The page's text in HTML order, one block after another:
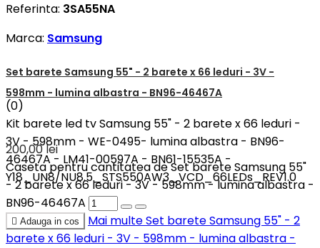
Referinta: 3SA55NA
Marca: Samsung
Set barete Samsung 55" - 2 barete x 66 leduri - 3V -
598mm - lumina albastra - BN96-46467A
(0)
Kit barete led tv Samsung 55" - 2 barete x 66 leduri -
3V - 598mm - WE-0495- lumina albastra - BN96-
46467A - LM41-00597A - BN61-15535A -
Y18_UN8/NU8.5_STS550AW3_VCD_66LEDs_REV1.0
200,00 lei
Caseta pentru cantitatea de Set barete Samsung 55"
- 2 barete x 66 leduri - 3V - 598mm - lumina albastra -
BN96-46467A
 Adauga in cos Mai multeSet barete Samsung 55" - 2
barete x 66 leduri - 3V - 598mm - lumina albastra -